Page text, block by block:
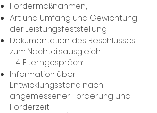
Fördermaßnahmen,
Art und Umfang und Gewichtung
der Leistungsfeststellung
Dokumentation des Beschlusses
zum Nachteilsausgleich
4. Elterngespräch:
Information über
Entwicklungsstand nach
angemessener Förderung und
Förderzeit